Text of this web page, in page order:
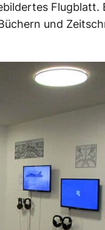
Flugblatt.
und